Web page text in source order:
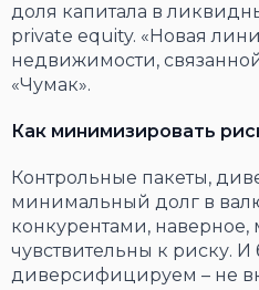
доля капитала в
private equity. «Новая
недвижимости,
«Чумак».
Как минимизировать
Контрольные пакеты,
минимальный долг в
конкурентами, наверное,
чувствительны к риску.
диверсифицируем – не